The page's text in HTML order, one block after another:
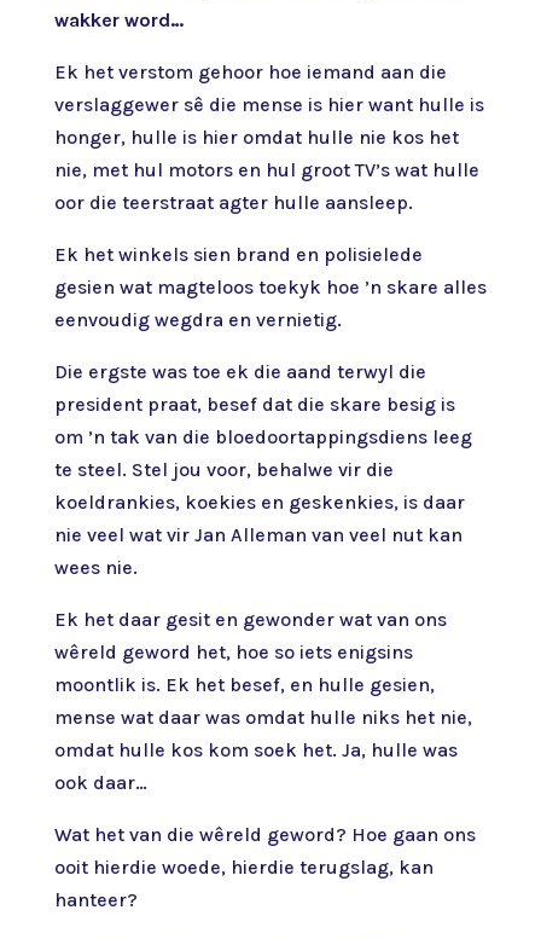
wakker word…
Ek het verstom gehoor hoe iemand aan die
verslaggewer sê die mense is hier want hulle is
honger, hulle is hier omdat hulle nie kos het
nie, met hul motors en hul groot TV’s wat hulle
oor die teerstraat agter hulle aansleep.
Ek het winkels sien brand en polisielede
gesien wat magteloos toekyk hoe ’n skare alles
eenvoudig wegdra en vernietig.
Die ergste was toe ek die aand terwyl die
president praat, besef dat die skare besig is
om ’n tak van die bloedoortappingsdiens leeg
te steel. Stel jou voor, behalwe vir die
koeldrankies, koekies en geskenkies, is daar
nie veel wat vir Jan Alleman van veel nut kan
wees nie.
Ek het daar gesit en gewonder wat van ons
wêreld geword het, hoe so iets enigsins
moontlik is. Ek het besef, en hulle gesien,
mense wat daar was omdat hulle niks het nie,
omdat hulle kos kom soek het. Ja, hulle was
ook daar…
Wat het van die wêreld geword? Hoe gaan ons
ooit hierdie woede, hierdie terugslag, kan
hanteer?